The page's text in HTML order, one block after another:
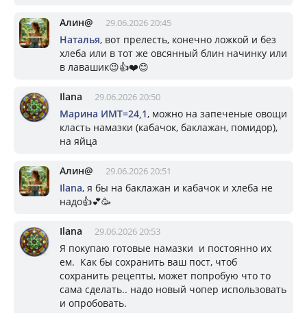
Алин@ 29.06.2026 20:45
Наталья, вот прелесть, конечно ложкой и без
хлеба или в тот же овсянный блин начинку или
в лавашик😉👍❤️😊
Ilana 29.06.2026 20:50
Марина ИМТ=24,1, можно на запеченые овощи
класть намазки (кабачок, баклажан, помидор),
на яйца
Алин@ 29.06.2026 20:51
Ilana, я бы на баклажан и кабачок и хлеба не
надо👍💕🥳
Ilana 29.06.2026 20:53
Я покупаю готовые намазки и постоянно их
ем. Как бы сохранить ваш пост, чтоб
сохранить рецепты, может попробую что то
сама сделать.. надо новый чопер использовать
и опробовать.